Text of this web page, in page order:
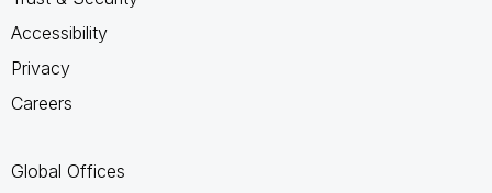
Accessibility
Privacy
Careers
Global Offices